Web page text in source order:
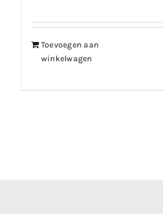
Toevoegen aan
winkelwagen